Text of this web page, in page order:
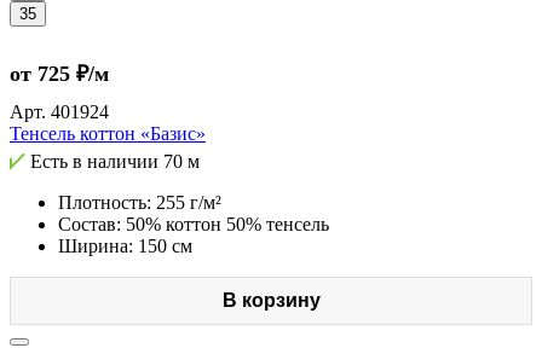
35
от 725 ₽/м
Арт. 401924
Тенсель коттон «Базис»
Есть в наличии 70 м
Плотность: 255 г/м²
Состав: 50% коттон 50% тенсель
Ширина: 150 см
В корзину